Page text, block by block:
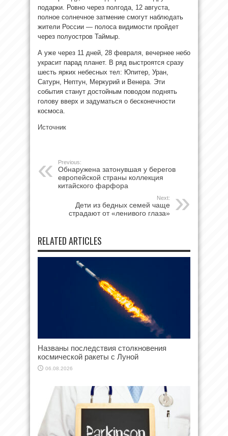
подарки. Ровно через полгода, 12 августа,
полное солнечное затмение смогут наблюдать
жители России — полоса видимости пройдет
через полуостров Таймыр.
А уже через 11 дней, 28 февраля, вечернее небо
украсит парад планет. В ряд выстроятся сразу
шесть ярких небесных тел: Юпитер, Уран,
Сатурн, Нептун, Меркурий и Венера. Эти
события станут достойным поводом поднять
голову вверх и задуматься о бесконечности
космоса.
Источник
Previous:
Обнаружена затонувшая у берегов
европейской страны коллекция
китайского фарфора
Next:
Дети из бедных семей чаще
страдают от «ленивого глаза»
RELATED ARTICLES
Названы последствия столкновения
космической ракеты с Луной
06.08.2026